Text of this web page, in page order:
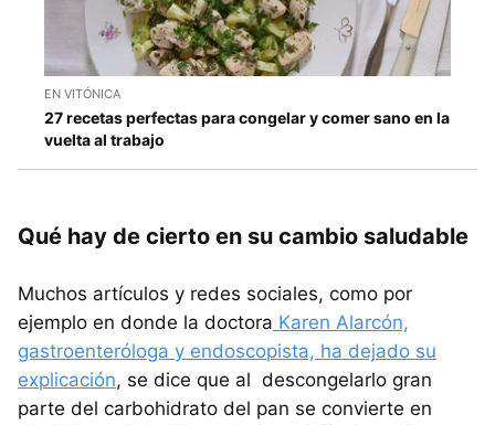
EN VITÓNICA
27 recetas perfectas para congelar y comer sano en la
vuelta al trabajo
Qué hay de cierto en su cambio saludable
Muchos artículos y redes sociales, como por
ejemplo en donde la doctora Karen Alarcón,
gastroenteróloga y endoscopista, ha dejado su
explicación, se dice que al descongelarlo gran
parte del carbohidrato del pan se convierte en